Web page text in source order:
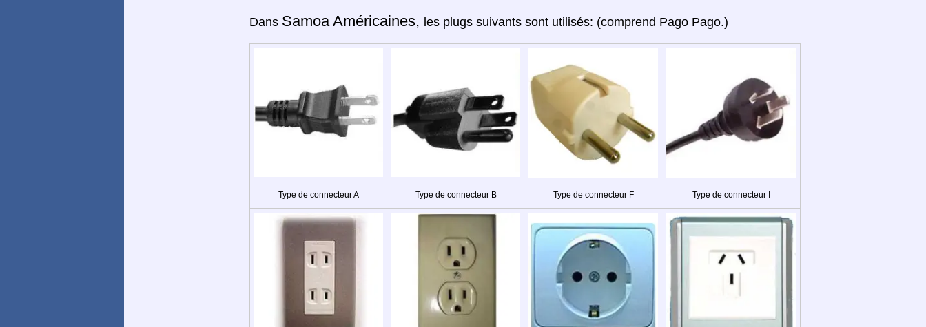
Dans Samoa Américaines, les plugs suivants sont utilisés: (comprend Pago Pago.)
Type de connecteur A Type de connecteur B Type de connecteur F Type de connecteur I